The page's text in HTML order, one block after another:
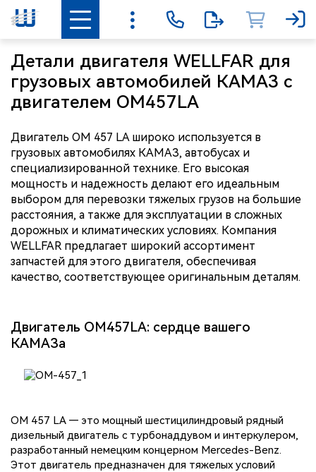
Детали двигателя WELLFAR для
грузовых автомобилей КАМАЗ с
двигателем OM457LA
Двигатель OM 457 LA широко используется в
грузовых автомобилях КАМАЗ, автобусах и
специализированной технике. Его высокая
мощность и надежность делают его идеальным
выбором для перевозки тяжелых грузов на большие
расстояния, а также для эксплуатации в сложных
дорожных и климатических условиях. Компания
WELLFAR предлагает широкий ассортимент
запчастей для этого двигателя, обеспечивая
качество, соответствующее оригинальным деталям.
Двигатель OM457LA: сердце вашего
КАМАЗа
OM 457 LA — это мощный шестицилиндровый рядный
дизельный двигатель с турбонаддувом и интеркулером,
разработанный немецким концерном Mercedes-Benz.
Этот двигатель предназначен для тяжелых условий